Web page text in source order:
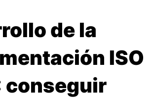
Enviar de la
ISO
conseguir